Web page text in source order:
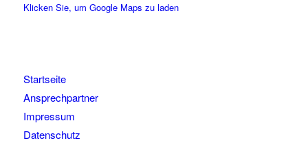
Klicken Sie, um Google Maps zu laden
Startseite
Ansprechpartner
Impressum
Datenschutz